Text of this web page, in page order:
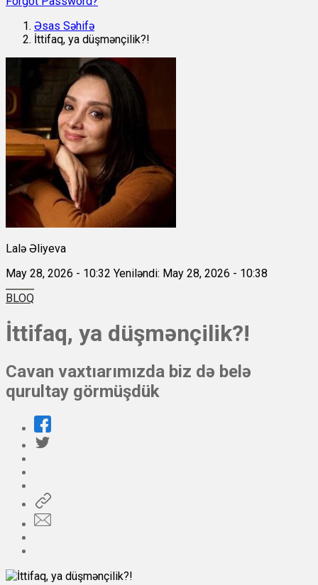
Əsas Səhifə
İttifaq, ya düşmənçilik?!
Lalə Əliyeva
May 28, 2026 - 10:32 Yeniləndi: May 28, 2026 - 10:38
BLOQ
İttifaq, ya düşmənçilik?!
Cavan vaxtıarımızda biz də belə
qurultay görmüşdük